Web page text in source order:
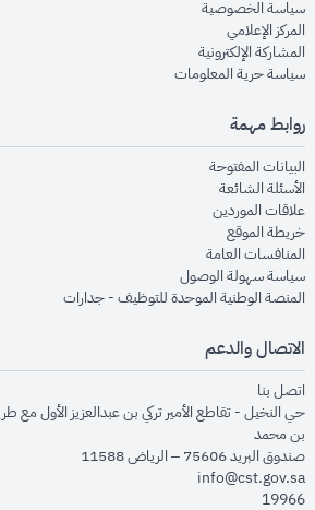
سياسة الخصوصيةopens in new window
المركز الإعلاميopens in new window
المشاركة الإلكترونيةopens in new window
سياسة حرية المعلوماتopens in new window
روابط مهمة
البيانات المفتوحةopens in new window
الأسئلة الشائعةopens in new window
علاقات الموردينopens in new window
خريطة الموقعopens in new window
المنافسات العامةopens in new window
سياسة سهولة الوصولopens in new window
المنصة الوطنية الموحدة للتوظيف - جداراتwindow
الاتصال والدعم
اتصل بنا
حي النخيل - تقاطع الأمير تركي بن عبدالعزيز الأول مع
بن محمد
صندوق البريد 75606 – الرياض 11588
info@cst.gov.sa
19966